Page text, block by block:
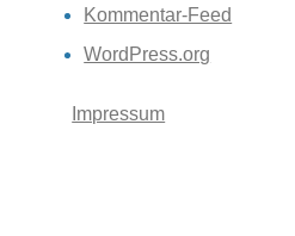
Kommentar-Feed
WordPress.org
Impressum